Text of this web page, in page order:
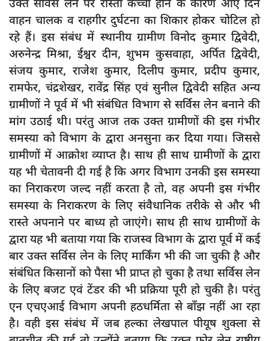
वाहन चालक व राहगीर दुर्घटना का शिकार होकर चोटिल हो
रहे हैं। इस संबंध में स्थानीय ग्रामीण विनोद कुमार द्विवेदी,
अरुनेन्द्र मिश्रा, ईश्वर दीन, शुभम कुसवाहा, अर्पित द्विवेदी,
संजय कुमार, राजेश कुमार, दिलीप कुमार, प्रदीप कुमार,
रामफेर, चंद्रशेखर, रावेंद्र सिंह एवं सुनील द्विवेदी सहित अन्य
ग्रामीणों ने पूर्व में भी संबंधित विभाग से सर्विस लेन बनाने की
मांग उठाई थी। परंतु आज तक उक्त ग्रामीणों की इस गंभीर
समस्या को विभाग के द्वारा अनसुना कर दिया गया। जिससे
ग्रामीणों में आक्रोश व्याप्त है। साथ ही साथ ग्रामीणों के द्वारा
यह भी चेतावनी दी गई है कि अगर विभाग उनकी इस समस्या
का निराकरण जल्द नहीं करता है तो, वह अपनी इस गंभीर
समस्या के निराकरण के लिए संवैधानिक तरीके से और भी
रास्ते अपनाने पर बाध्य हो जाएंगे। साथ ही साथ ग्रामीणों के
द्वारा यह भी बताया गया कि राजस्व विभाग के द्वारा पूर्व में कई
बार उक्त सर्विस लेन के लिए मार्किंग भी की जा चुकी है और
संबंधित किसानों को पैसा भी प्राप्त हो चुका है तथा सर्विस लेन
के लिए बजट एवं टेंडर की भी प्रक्रिया पूरी हो चुकी है। परंतु
एन एचएआई विभाग अपनी हठधर्मिता से बाँझ नहीं आ रहा
है। वही इस संबंध में जब हल्का लेखपाल पीयूष शुक्ला से